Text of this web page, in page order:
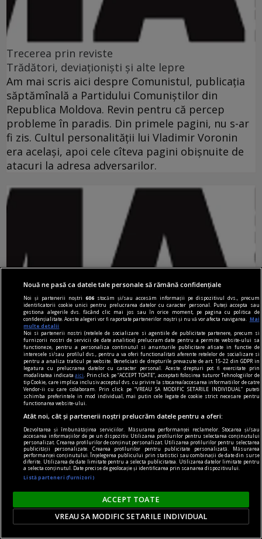
Trecerea prin reviste
Trădători, deviaţionişti şi alte lepre
Am mai scris aici despre Comunistul, publicaţia
săptămînală a Partidului Comuniştilor din
Republica Moldova. Revin pentru că percep
probleme în paradis. Din primele pagini, nu s-ar
fi zis. Cultul personalităţii lui Vladimir Voronin
era acelaşi, apoi cele cîteva pagini obişnuite de
atacuri la adresa adversarilor.
uichendist.ro
Unde-i uichendistul - cu Corina Moldovan, la schi
Am început să schiez mai mult împinsă de la
spate şi la propriu, şi la figurat. Tatăl meu,
braşovean fiind, simţea în fiecare an chemarea
muntelui şi ca atare mă căra după el pe diverse
pîrtii, mai grele sau mai uşoare, că era un simplu
derdeluş, ca Bradul, sau o faţadă de zăpadă şi
gheaţă, pîrtia Kanzel. Am început, recunosc, cu
schiuri cu legături.
Eugen ISTODOR
Nouă ne pasă ca datele tale personale să rămână confidențiale
Noi și partenerii noștri606 stocăm și/sau accesăm informații pe dispozitivul dvs., precum
identificatorii cookie unici pentru prelucrarea datelor cu caracter personal. Puteți accepta sau
gestiona alegerile dvs. făcând clic mai jos sau în orice moment, pe pagina cu politica de
confidențialitate. Aceste alegeri vor fi raportate partenerilor noștri și nu vă vor afecta navigarea.
Mai
multe detalii
Noi si partenerii nostri (retelele de socializare si agentiile de publicitate partenere, precum si
furnizorii nostri de servicii de date analitice) prelucram date pentru a permite website-ului sa
functioneze, pentru a personaliza continutul si anunturile publicitare afisate in functie de
interesele si/sau profilul dvs., pentru a va oferi functionalitati aferente retelelor de socializare si
pentru a analiza traficul pe website. Beneficiati de drepturile prevazute de art. 15-22 din GDPR in
legatura cu prelucrarea datelor cu caracter personal. Aceste drepturi pot fi exercitate prin
modalitatea indicataaici
. Prin click pe “ACCEPT TOATE”, acceptati folosirea tuturor Tehnologiilor de
tip Cookie, care implica inclusiv acceptul dvs. cu privire la stocarea/accesarea informatiilor de catre
Vendor-ii cu care colaboram. Prin click pe “VREAU SA MODIFIC SETARILE INDIVIDUAL” puteti
schimba preferintele in mod individual, mai putin cele legate de cookie strict necesare pentru
functionarea website-ului.
Atât noi, cât și partenerii noștri prelucrăm datele pentru a oferi:
Dezvoltarea și îmbunătățirea serviciilor. Măsurarea performanței reclamelor. Stocarea și/sau
accesarea informațiilor de pe un dispozitiv. Utilizarea profilurilor pentru selectarea conținutului
personalizat. Crearea profilurilor de conținut personalizat. Utilizarea profilurilor pentru selectarea
publicității personalizate. Crearea profilurilor pentru publicitate personalizată. Măsurarea
performanței conținutului. Înțelegerea publicului prin statistici sau combinații de date din surse
diferite. Utilizarea de date limitate pentru a selecta publicitatea. Utilizarea datelor limitate pentru
a selecta conținutul. Date precise de geolocație și identificarea prin scanarea dispozitivului.
Listă parteneri (furnizori)
ACCEPT TOATE
VREAU SA MODIFIC SETARILE INDIVIDUAL